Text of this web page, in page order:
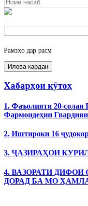
Рамзҳо дар расм
Хабарҳои кӯтоҳ
1. Фаъолияти 20-солаи
Фармондеҳии
2. Иштироки 16
3. ҶАЗИРАҲОИ
4. ВАЗОРАТИ
ДОРАД БА МО